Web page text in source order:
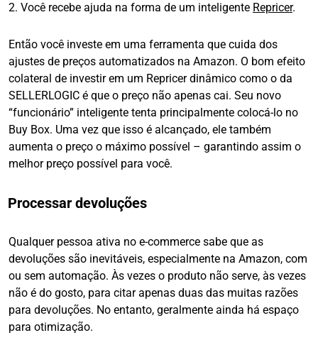
2. Você recebe ajuda na forma de um inteligente Repricer.
Então você investe em uma ferramenta que cuida dos
ajustes de preços automatizados na Amazon. O bom efeito
colateral de investir em um Repricer dinâmico como o da
SELLERLOGIC é que o preço não apenas cai. Seu novo
“funcionário” inteligente tenta principalmente colocá-lo no
Buy Box. Uma vez que isso é alcançado, ele também
aumenta o preço o máximo possível – garantindo assim o
melhor preço possível para você.
Processar devoluções
Qualquer pessoa ativa no e-commerce sabe que as
devoluções são inevitáveis, especialmente na Amazon, com
ou sem automação. Às vezes o produto não serve, às vezes
não é do gosto, para citar apenas duas das muitas razões
para devoluções. No entanto, geralmente ainda há espaço
para otimização.